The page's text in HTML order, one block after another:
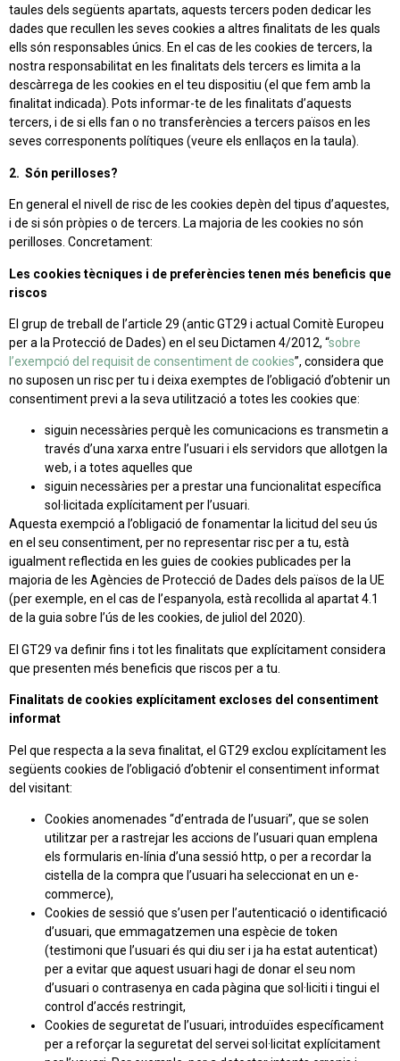
taules dels següents apartats, aquests tercers poden dedicar les
dades que recullen les seves cookies a altres finalitats de les quals
ells són responsables únics. En el cas de les cookies de tercers, la
nostra responsabilitat en les finalitats dels tercers es limita a la
descàrrega de les cookies en el teu dispositiu (el que fem amb la
finalitat indicada). Pots informar-te de les finalitats d’aquests
tercers, i de si ells fan o no transferències a tercers països en les
seves corresponents polítiques (veure els enllaços en la taula).
2. Són perilloses?
En general el nivell de risc de les cookies depèn del tipus d’aquestes,
i de si són pròpies o de tercers. La majoria de les cookies no són
perilloses. Concretament:
Les cookies tècniques i de preferències tenen més beneficis que
riscos
El grup de treball de l’article 29 (antic GT29 i actual Comitè Europeu
per a la Protecció de Dades) en el seu Dictamen 4/2012, “sobre
l’exempció del requisit de consentiment de cookies”, considera que
no suposen un risc per tu i deixa exemptes de l’obligació d’obtenir un
consentiment previ a la seva utilització a totes les cookies que:
siguin necessàries perquè les comunicacions es transmetin a
través d’una xarxa entre l’usuari i els servidors que allotgen la
web, i a totes aquelles que
siguin necessàries per a prestar una funcionalitat específica
sol·licitada explícitament per l’usuari.
Aquesta exempció a l’obligació de fonamentar la licitud del seu ús
en el seu consentiment, per no representar risc per a tu, està
igualment reflectida en les guies de cookies publicades per la
majoria de les Agències de Protecció de Dades dels països de la UE
(per exemple, en el cas de l’espanyola, està recollida al apartat 4.1
de la guia sobre l’ús de les cookies, de juliol del 2020).
El GT29 va definir fins i tot les finalitats que explícitament considera
que presenten més beneficis que riscos per a tu.
Finalitats de cookies explícitament excloses del consentiment
informat
Pel que respecta a la seva finalitat, el GT29 exclou explícitament les
següents cookies de l’obligació d’obtenir el consentiment informat
del visitant:
Cookies anomenades “d’entrada de l’usuari”, que se solen
utilitzar per a rastrejar les accions de l’usuari quan emplena
els formularis en-línia d’una sessió http, o per a recordar la
cistella de la compra que l’usuari ha seleccionat en un e-
commerce),
Cookies de sessió que s’usen per l’autenticació o identificació
d’usuari, que emmagatzemen una espècie de token
(testimoni que l’usuari és qui diu ser i ja ha estat autenticat)
per a evitar que aquest usuari hagi de donar el seu nom
d’usuari o contrasenya en cada pàgina que sol·liciti i tingui el
control d’accés restringit,
Cookies de seguretat de l’usuari, introduïdes específicament
per a reforçar la seguretat del servei sol·licitat explícitament